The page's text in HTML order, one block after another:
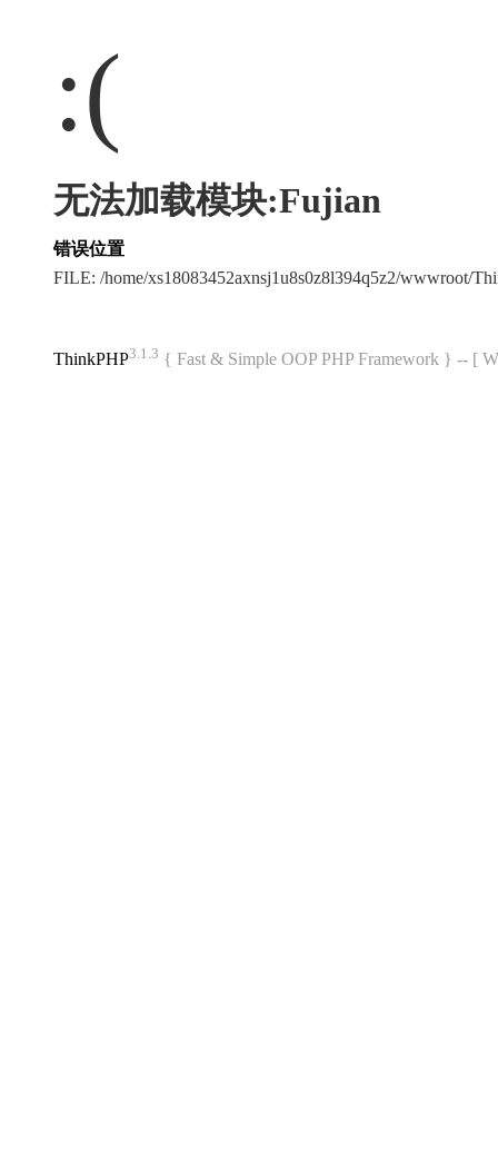
:(
无法加载模块:Fujian
错误位置
FILE: /home/xs18083452axnsj1u8s0z8l394q5z2/wwwroot/
ThinkPHP3.1.3 { Fast & Simple OOP PHP Framework } -- [